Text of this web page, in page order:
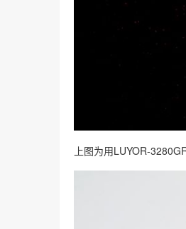
上图为用LUYOR-